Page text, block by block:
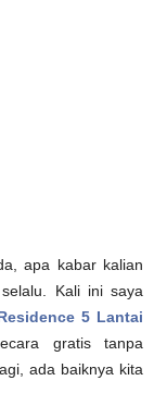
apa kabar kalian
Kali ini saya
5 Lantai
gratis tanpa
ada baiknya kita